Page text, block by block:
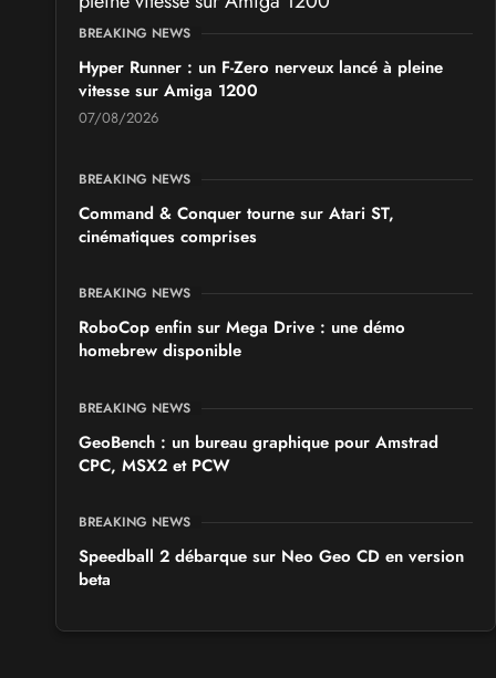
BREAKING NEWS
Hyper Runner : un F-Zero nerveux lancé à pleine
vitesse sur Amiga 1200
07/08/2026
BREAKING NEWS
Command & Conquer tourne sur Atari ST,
cinématiques comprises
BREAKING NEWS
RoboCop enfin sur Mega Drive : une démo
homebrew disponible
BREAKING NEWS
GeoBench : un bureau graphique pour Amstrad
CPC, MSX2 et PCW
BREAKING NEWS
Speedball 2 débarque sur Neo Geo CD en version
beta